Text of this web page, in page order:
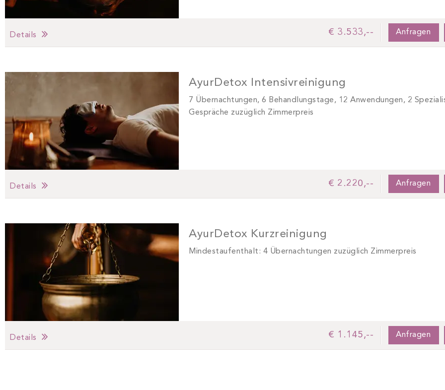
€ 3.533,-- Anfragen
Details
AyurDetox Intensivreinigung
7 Übernachtungen, 6 Behandlungstage, 12 Anwendungen, 2
Gespräche zuzüglich Zimmerpreis
€ 2.220,-- Anfragen
Details
AyurDetox Kurzreinigung
Mindestaufenthalt: 4 Übernachtungen zuzüglich Zimmerpreis
€ 1.145,-- Anfragen
Details